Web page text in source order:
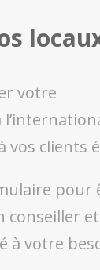
votre
vos clients
pour
conseiller
à votre